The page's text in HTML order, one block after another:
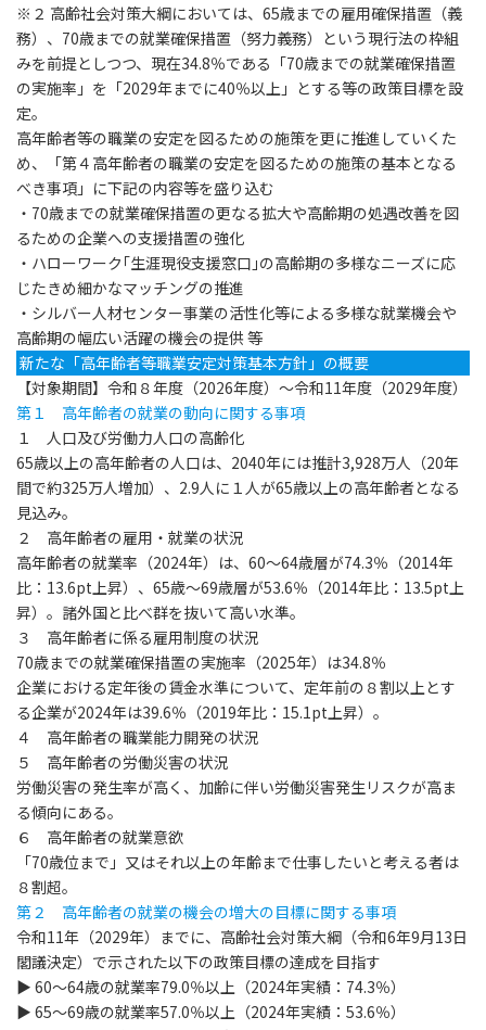
※２ 高齢社会対策大綱においては、65歳までの雇用確保措置（義
務）、70歳までの就業確保措置（努力義務）という現行法の枠組
みを前提としつつ、現在34.8％である「70歳までの就業確保措置
の実施率」を「2029年までに40％以上」とする等の政策目標を設
定。
高年齢者等の職業の安定を図るための施策を更に推進していくた
め、「第４高年齢者の職業の安定を図るための施策の基本となる
べき事項」に下記の内容等を盛り込む
・70歳までの就業確保措置の更なる拡大や高齢期の処遇改善を図
るための企業への支援措置の強化
・ハローワーク｢生涯現役支援窓口｣の高齢期の多様なニーズに応
じたきめ細かなマッチングの推進
・シルバー人材センター事業の活性化等による多様な就業機会や
高齢期の幅広い活躍の機会の提供 等
新たな「高年齢者等職業安定対策基本方針」の概要
【対象期間】令和８年度（2026年度）～令和11年度（2029年度）
第１ 高年齢者の就業の動向に関する事項
１ 人口及び労働力人口の高齢化
65歳以上の高年齢者の人口は、2040年には推計3,928万人（20年
間で約325万人増加）、2.9人に１人が65歳以上の高年齢者となる
見込み。
２ 高年齢者の雇用・就業の状況
高年齢者の就業率（2024年）は、60～64歳層が74.3％（2014年
比：13.6pt上昇）、65歳～69歳層が53.6％（2014年比：13.5pt上
昇）。諸外国と比べ群を抜いて高い水準。
３ 高年齢者に係る雇用制度の状況
70歳までの就業確保措置の実施率（2025年）は34.8％
企業における定年後の賃金水準について、定年前の８割以上とす
る企業が2024年は39.6％（2019年比：15.1pt上昇）。
４ 高年齢者の職業能力開発の状況
５ 高年齢者の労働災害の状況
労働災害の発生率が高く、加齢に伴い労働災害発生リスクが高ま
る傾向にある。
６ 高年齢者の就業意欲
「70歳位まで」又はそれ以上の年齢まで仕事したいと考える者は
８割超。
第２ 高年齢者の就業の機会の増大の目標に関する事項
令和11年（2029年）までに、高齢社会対策大綱（令和6年9月13日
閣議決定）で示された以下の政策目標の達成を目指す
▶ 60～64歳の就業率79.0％以上（2024年実績：74.3％）
▶ 65～69歳の就業率57.0％以上（2024年実績：53.6％）